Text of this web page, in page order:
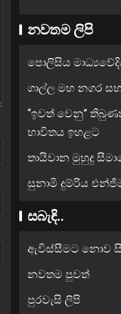
නවතම ලිපි
පොලිසිය
ගාල්ල මහ නගර
“ඉවත් වෙනු”
භාවිතය ඉහළට
තායිවාන මුහුදු
සුනාමි දුම්රිය
සබැඳි..
ඇවිස්සීමට නොව
නවතම පුවත්
පුරවැසි ලිපි